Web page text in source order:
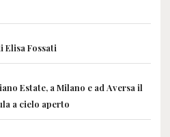
Elisa Fossati
Estate, a Milano e ad Aversa il
a cielo aperto